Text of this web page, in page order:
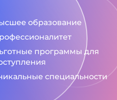
образование
программы для
специальности